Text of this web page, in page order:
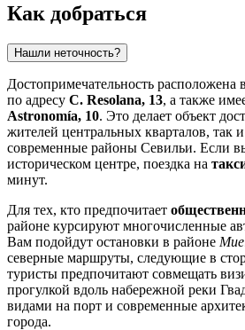
Как добраться
Нашли неточность?
Достопримечательность расположена
по адресу C. Resolana, 13, а также
Astronomía, 10. Это делает объект
жителей центральных кварталов, так
современные районы Севильи. Если
историческом центре, поездка на
минут.
Для тех, кто предпочитает
районе курсируют многочисленные
Вам подойдут остановки в районе
северные маршруты, следующие в
туристы предпочитают совмещать
прогулкой вдоль набережной реки
видами на порт и современные
города.